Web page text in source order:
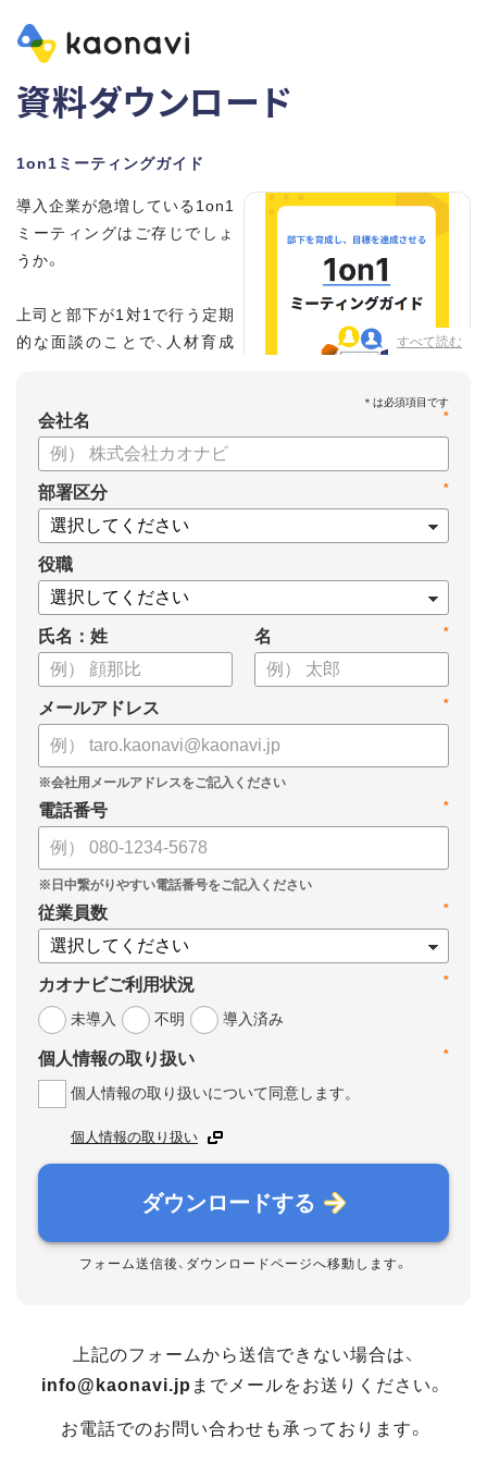
資料ダウンロード
1on1ミーティングガイド
すべて読む
導入企業が急増している1on1
ミーティングはご存じでしょ
うか。
上司と部下が1対1で行う定期
的な面談のことで、人材育成
こちらの資料では、
・1on1とは何か？
・1on1の基本的なやり方
・ 1on1 の基本アジェンダと質問例
についてまとめましたので、ぜひお役立てください。
*
会社名
*
部署区分
役職
氏名：姓 *
名
*
メールアドレス
*
電話番号
*
従業員数
*
カオナビご利用状況
未導入
不明 導入済み
*
個人情報の取り扱い
個人情報の取り扱いについて同意します。
個人情報の取り扱い
ダウンロードする
フォーム送信後、ダウンロードページへ移動します。
上記のフォームから送信できない場合は、
info@kaonavi.jp までメールをお送りください。
お電話でのお問い合わせも承っております。